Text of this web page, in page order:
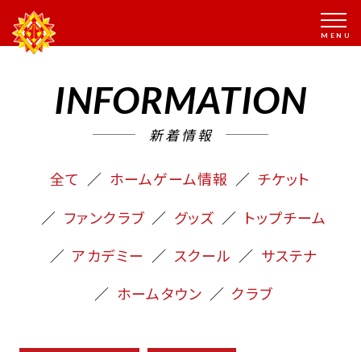
INFORMATION
新着情報
全て ホームゲーム情報
チケット
ファンクラブ
グッズ
トップチーム
アカデミー
スクール
サステナ
ホームタウン
クラブ